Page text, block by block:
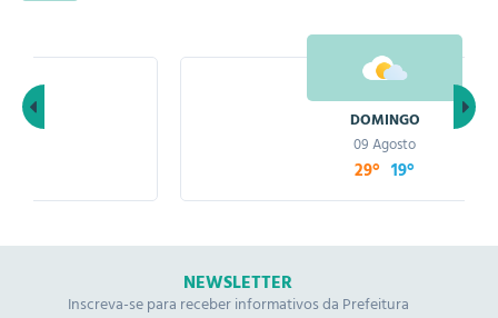
NEWSLETTER
Inscreva-se para receber informativos da Prefeitura